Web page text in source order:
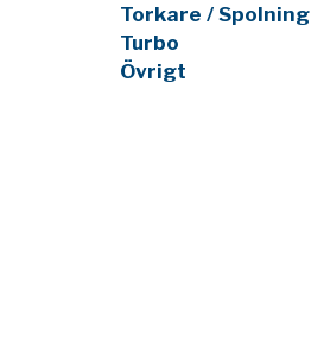
Torkare / Spolning
Turbo
Övrigt